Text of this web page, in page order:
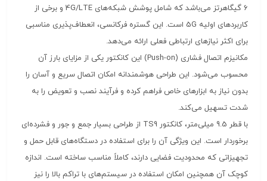
6 گیگاهرتز می‌باشد که شامل پوشش شبکه‌های 4G/LTE و برخی از
کاربردهای اولیه 5G است. این گستره فرکانسی، انعطاف‌پذیری مناسبی
برای اکثر نیازهای ارتباطی فعلی ارائه می‌دهد.
مکانیزم اتصال فشاری (Push-on) این کانکتور یکی از مزایای بارز آن
محسوب می‌شود. این طراحی هوشمندانه امکان اتصال سریع و آسان را
بدون نیاز به ابزارهای خاص فراهم کرده و فرآیند نصب و تعویض را به
شدت تسهیل می‌کند.
با قطر 9.5 میلی‌متر، کانکتور TS9 از طراحی بسیار جمع و جور و فشرده‌ای
برخوردار است. این ویژگی آن را برای استفاده در دستگاه‌های قابل حمل و
تجهیزاتی که محدودیت فضایی دارند، کاملاً مناسب ساخته است. اندازه
کوچک آن همچنین امکان استفاده در سیستم‌های با تراکم بالا را نیز